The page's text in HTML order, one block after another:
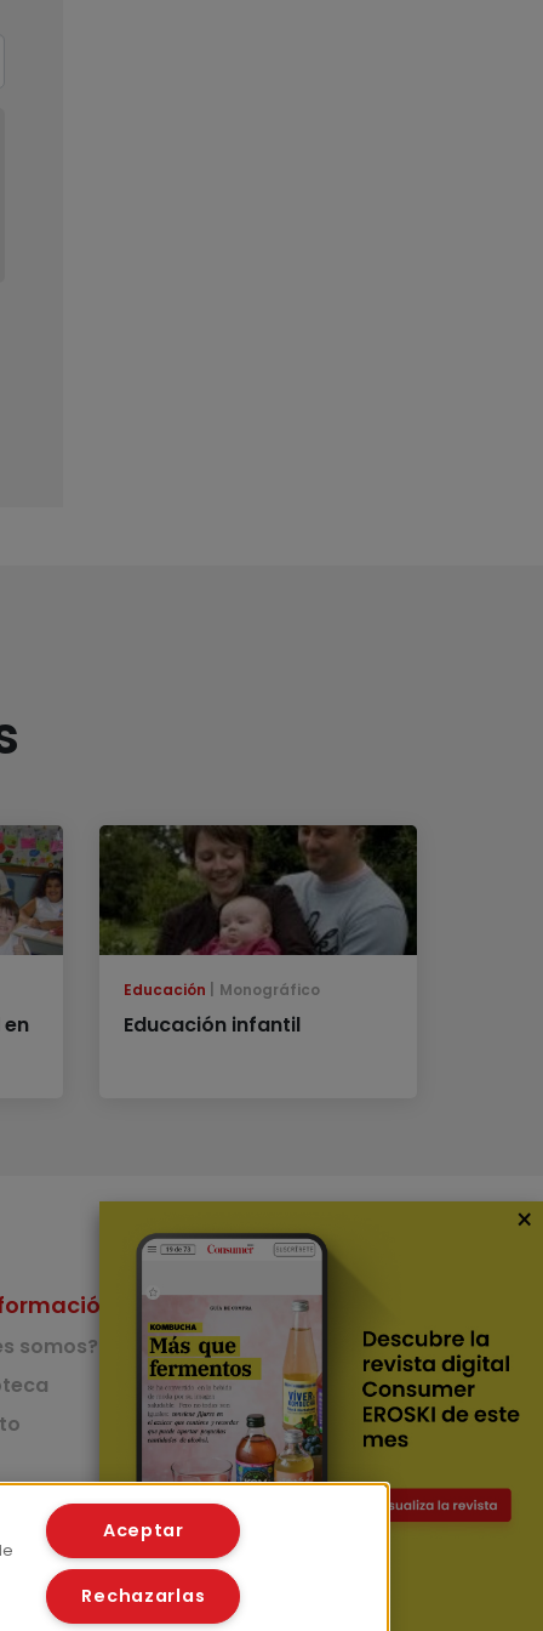
Educación Monográfico
Educación infantil
somos?
Lingüístico
Nuestras Apps
App de recetas
App del Camino de
Santiago
×
Aceptar
Rechazarlas